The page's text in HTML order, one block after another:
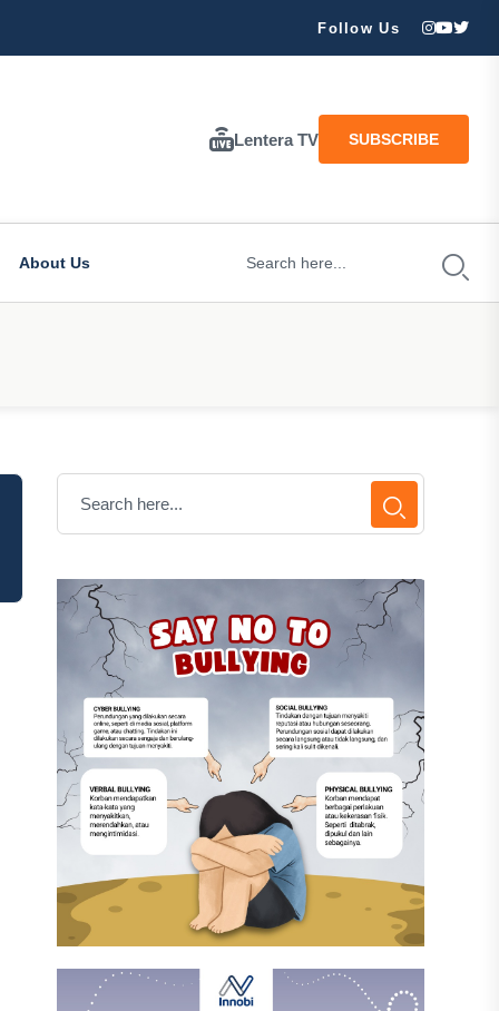
dan Longsor Landa Wilayah Trenggalek: Pohon Roboh, Sungai
Follow Us
Lentera TV SUBSCRIBE
About Us